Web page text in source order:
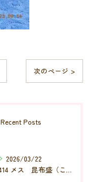
次のページ >
Recent Posts
2026/03/22
414 メス 昆布盛（こんぶもり）